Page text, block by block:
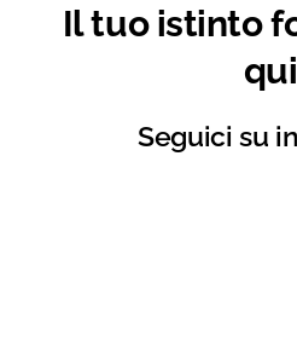
Il tuo istinto
qui
Seguici su